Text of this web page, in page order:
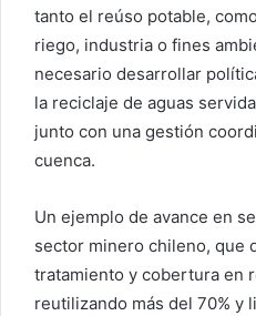
tanto el reúso potable,
riego, industria o fines
necesario desarrollar
la reciclaje de aguas
junto con una gestión
cuenca.
Un ejemplo de avance en
sector minero chileno, que
tratamiento y cobertura en
reutilizando más del 70% y